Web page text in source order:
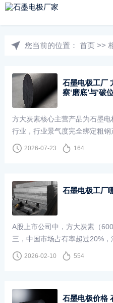
您当前的位置： 首页 >>
石墨电极工厂
察‘磨底’与‘破
方大炭素核心主营产品为石墨
行业，行业景气度完全绑定粗钢
部持续出台粗钢产量压减相关
指标，长流程高炉、短流程电炉
2026-07-23 164
石墨电极工厂
A股上市公司中，方大炭素（
三，中国市场占有率超过20%，
国石墨电极产能目前占全球产
电极净出口国，中国石墨电极企
2026-02-10 554
石墨电极价格